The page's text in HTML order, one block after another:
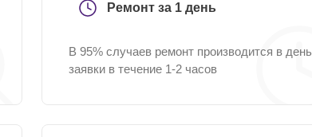
Ремонт за 1 день
В 95% случаев ремонт производится в день
заявки в течение 1-2 часов